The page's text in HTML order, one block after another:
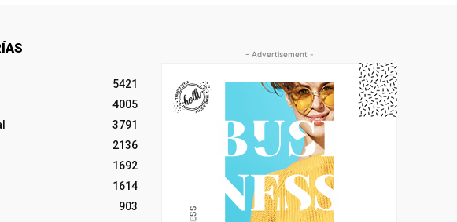
5421
4005
3791
2136
1692
1614
903
- Advertisement -